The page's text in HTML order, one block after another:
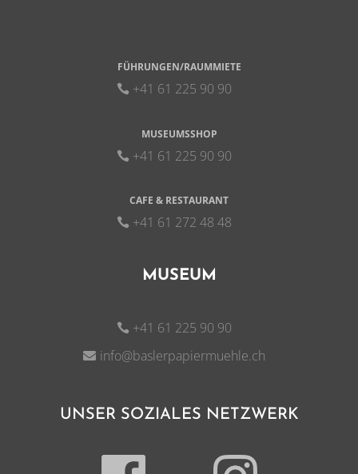
FÜHRUNGEN/RAUMMIETE
+41 61 225 90 90
MUSEUMSSHOP
+41 61 225 90 90
CAFE & RESTAURANT
+41 61 272 48 48
MUSEUM
+41 61 225 90 90
info@baslerpapiermuehle.ch
UNSER SOZIALES NETZWERK